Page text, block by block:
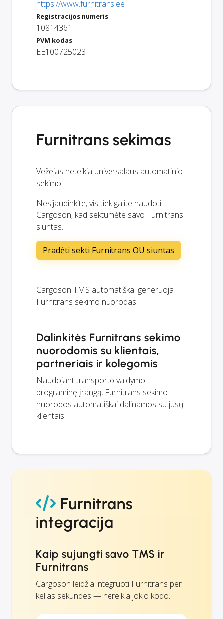
https://www.furnitrans.ee
Registracijos numeris
10814361
PVM kodas
EE100725023
Furnitrans sekimas
Vežėjas neteikia universalaus automatinio
sekimo.
Nesijaudinkite, vis tiek galite naudoti
Cargoson, kad sektumėte savo Furnitrans
siuntas.
Pradėti sekti Furnitrans OÜ siuntas
Cargoson TMS automatiškai generuoja
Furnitrans sekimo nuorodas.
Dalinkitės Furnitrans sekimo
nuorodomis su klientais,
partneriais ir kolegomis
Naudojant transporto valdymo
programinę įrangą, Furnitrans sekimo
nuorodos automatiškai dalinamos su jūsų
klientais.
Furnitrans
integracija
Kaip sujungti savo TMS ir
Furnitrans
Cargoson leidžia integruoti Furnitrans per
kelias sekundes — nereikia jokio kodo.